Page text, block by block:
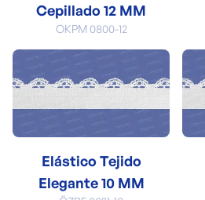
Cepillado 12 MM
OKPM 0800-12
Elástico Tejido
Elegante 10 MM